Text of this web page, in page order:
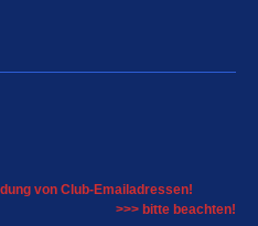
von Club-Emailadressen!
>>> bitte beachten!